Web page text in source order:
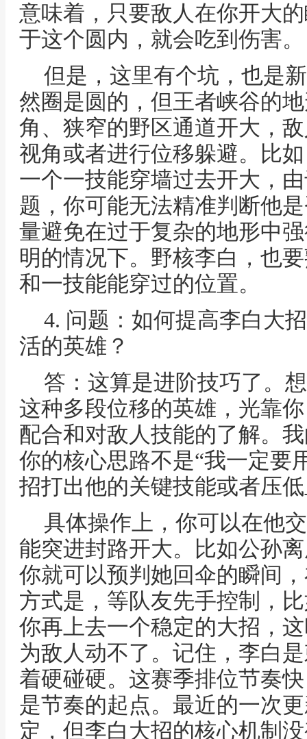
意味着，只要敌人在你开大
于这个圆内，就会吃到伤害。
但是，这里有个坑，也是
然圈是圆的，但王者峡谷的
角、狭窄的野区通道开大，
视角或者进行位移躲避。比
一个一技能穿墙过去开大，
题，你可能无法精准判断他
量避免在过于复杂的地形中
明的情况下。野核李白，也
和一技能能穿过的位置。
4. 问题：如何提高李白大
活的英雄？
答：这算是进阶技巧了。
这种多段位移的英雄，光靠
配合和对敌人技能的了解。
你的核心思路不是“我一定要
招打出他的关键技能或者压
具体操作上，你可以在他
能突进封路开大。比如公孙
你就可以预判她回伞的瞬间
方式是，等队友先手控制，
你再上去一个稳定的大招，
为敌人动不了。记住，李白
着硬碰硬。这赛季排位节奏
是节奏的起点。最近的一次
定，但李白大招的核心机制